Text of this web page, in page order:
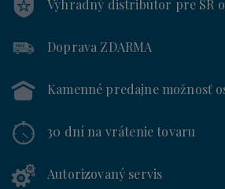
Výhradný distribútor pre SR
Doprava ZDARMA
Kamenné predajnemožnosť
30 dní na vrátenie tovaru
Autorizovaný servis